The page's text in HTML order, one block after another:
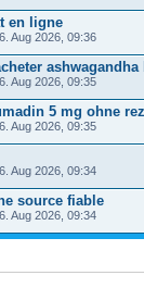
en ligne
Aug 2026, 09:36
ashwagandha
Aug 2026, 09:35
5 mg ohne
Aug 2026, 09:35
Aug 2026, 09:34
source fiable
Aug 2026, 09:34